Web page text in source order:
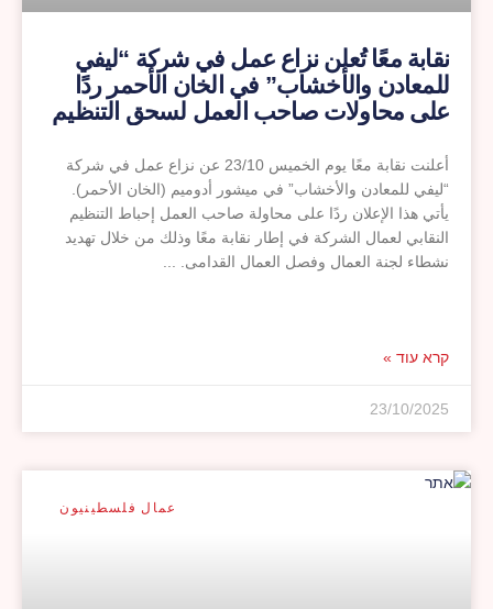
نقابة معًا تُعلن نزاع عمل في شركة “ليفي
للمعادن والأخشاب” في الخان الأحمر ردًا
على محاولات صاحب العمل لسحق التنظيم
أعلنت نقابة معًا يوم الخميس 23/10 عن نزاع عمل في شركة
“ليفي للمعادن والأخشاب” في ميشور أدوميم (الخان الأحمر).
يأتي هذا الإعلان ردًا على محاولة صاحب العمل إحباط التنظيم
النقابي لعمال الشركة في إطار نقابة معًا وذلك من خلال تهديد
نشطاء لجنة العمال وفصل العمال القدامى.
קרא עוד »
23/10/2025
عمال فلسطينيون